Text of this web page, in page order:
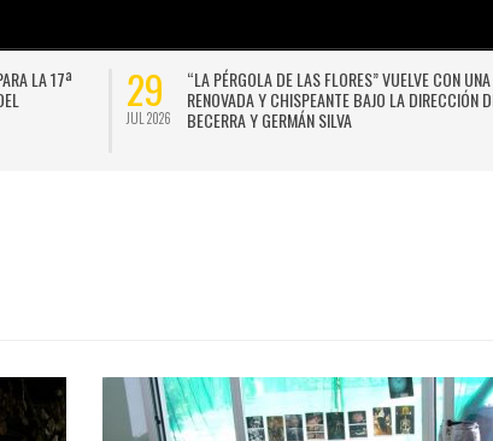
LA 17ª
29
JUL 2026
“LA PÉRGOLA DE LAS FLORES” VUELVE CON
RENOVADA Y CHISPEANTE BAJO LA DIRECCIÓN
BECERRA Y GERMÁN SILVA